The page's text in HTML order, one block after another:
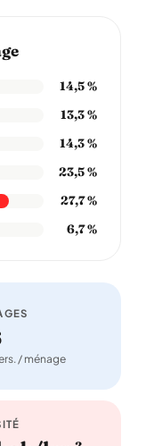
14,5 %
13,3 %
14,3 %
23,5 %
27,7 %
6,7 %
/ ménage